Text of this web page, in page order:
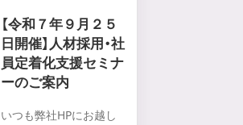
【令和７年９月２５
日開催】人材採用・社
員定着化支援セミナ
ーのご案内
いつも弊社HPにお越し